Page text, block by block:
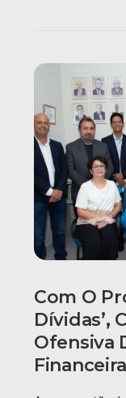
Com O
Dívidas’,
Ofensiva
Financeira